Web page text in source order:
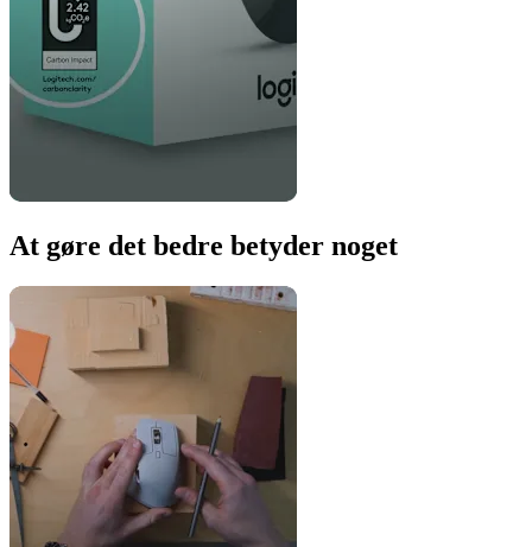
At gøre det bedre betyder noget